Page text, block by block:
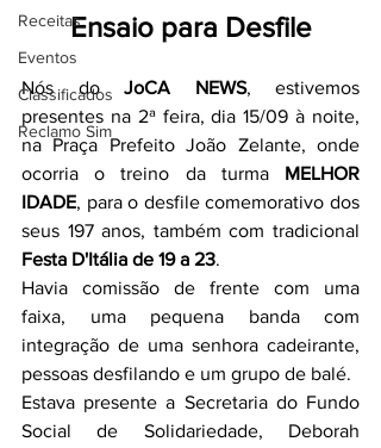
Receitas
Eventos
Classificados
Reclamo Sim
Ensaio para Desfile
Nós do JoCA NEWS, estivemos
presentes na 2ª feira, dia 15/09 à noite,
na Praça Prefeito João Zelante, onde
ocorria o treino da turma MELHOR
IDADE, para o desfile comemorativo dos
Festa D'Itália de 19 a 23.
Havia comissão de frente com uma
faixa, uma pequena banda com
integração de uma senhora cadeirante,
pessoas desfilando e um grupo de balé.
Estava presente a Secretaria do Fundo
Social de Solidariedade, Deborah